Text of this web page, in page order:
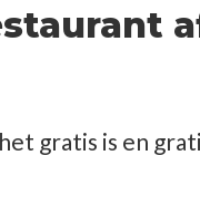
gratis is en